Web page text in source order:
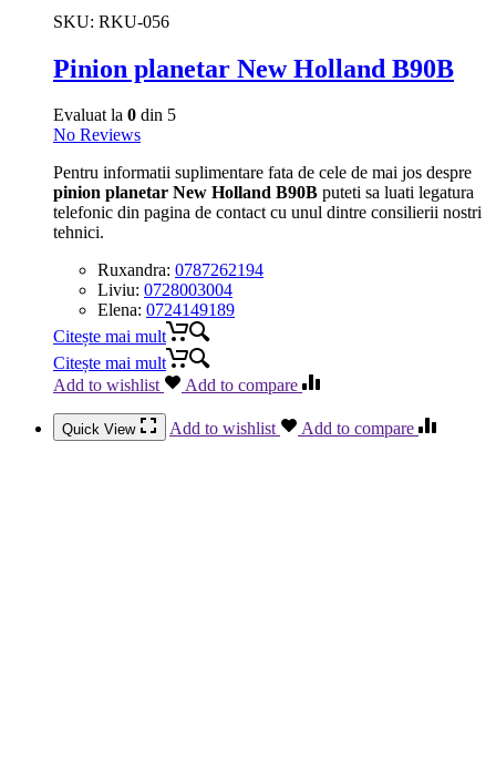
SKU: RKU-056
Pinion planetar New Holland B90B
Evaluat la 0 din 5
No Reviews
Pentru informatii suplimentare fata de cele de mai jos despre
pinion planetar New Holland B90B puteti sa luati legatura
telefonic din pagina de contact cu unul dintre consilierii nostri
tehnici.
Ruxandra: 0787262194
Liviu: 0728003004
Elena: 0724149189
Citește mai mult
Citește mai mult
Add to wishlist
Add to compare
Quick View Add to wishlist Add to compare